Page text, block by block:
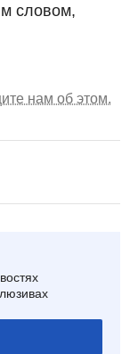
словом,
нам об этом.